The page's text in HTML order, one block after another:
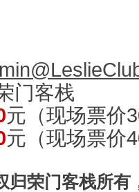
门客栈
元（现场票价
元（现场票价
归荣门客栈所有